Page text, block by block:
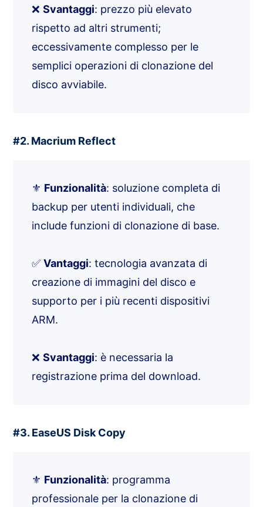
❌Svantaggi: prezzo più elevato
rispetto ad altri strumenti;
eccessivamente complesso per le
semplici operazioni di clonazione del
disco avviabile.
#2. Macrium Reflect
⚜️ Funzionalità: soluzione completa di
backup per utenti individuali, che
include funzioni di clonazione di base.
✅Vantaggi: tecnologia avanzata di
creazione di immagini del disco e
supporto per i più recenti dispositivi
ARM.
❌Svantaggi: è necessaria la
registrazione prima del download.
#3. EaseUS Disk Copy
⚜️ Funzionalità: programma
professionale per la clonazione di